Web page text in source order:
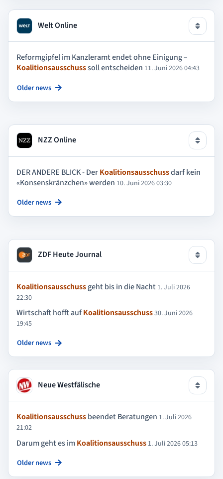
Welt Online
Reformgipfel im Kanzleramt endet ohne Einigung –
Koalitionsausschusssoll entscheiden 11. Juni 2026 04:43
Older news
NZZ Online
DER ANDERE BLICK - DerKoalitionsausschussdarf kein
«Konsenskränzchen» werden 10. Juni 2026 03:30
Older news
ZDF Heute Journal
Koalitionsausschussgeht bis in die Nacht 1. Juli 2026
22:30
Wirtschaft hofft aufKoalitionsausschuss30. Juni 2026
19:45
Older news
Neue Westfälische
Koalitionsausschussbeendet Beratungen 1. Juli 2026
21:02
Darum geht es imKoalitionsausschuss 1. Juli 2026 05:13
Older news